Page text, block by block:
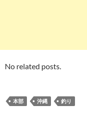
No related posts.
本部 沖縄 釣り